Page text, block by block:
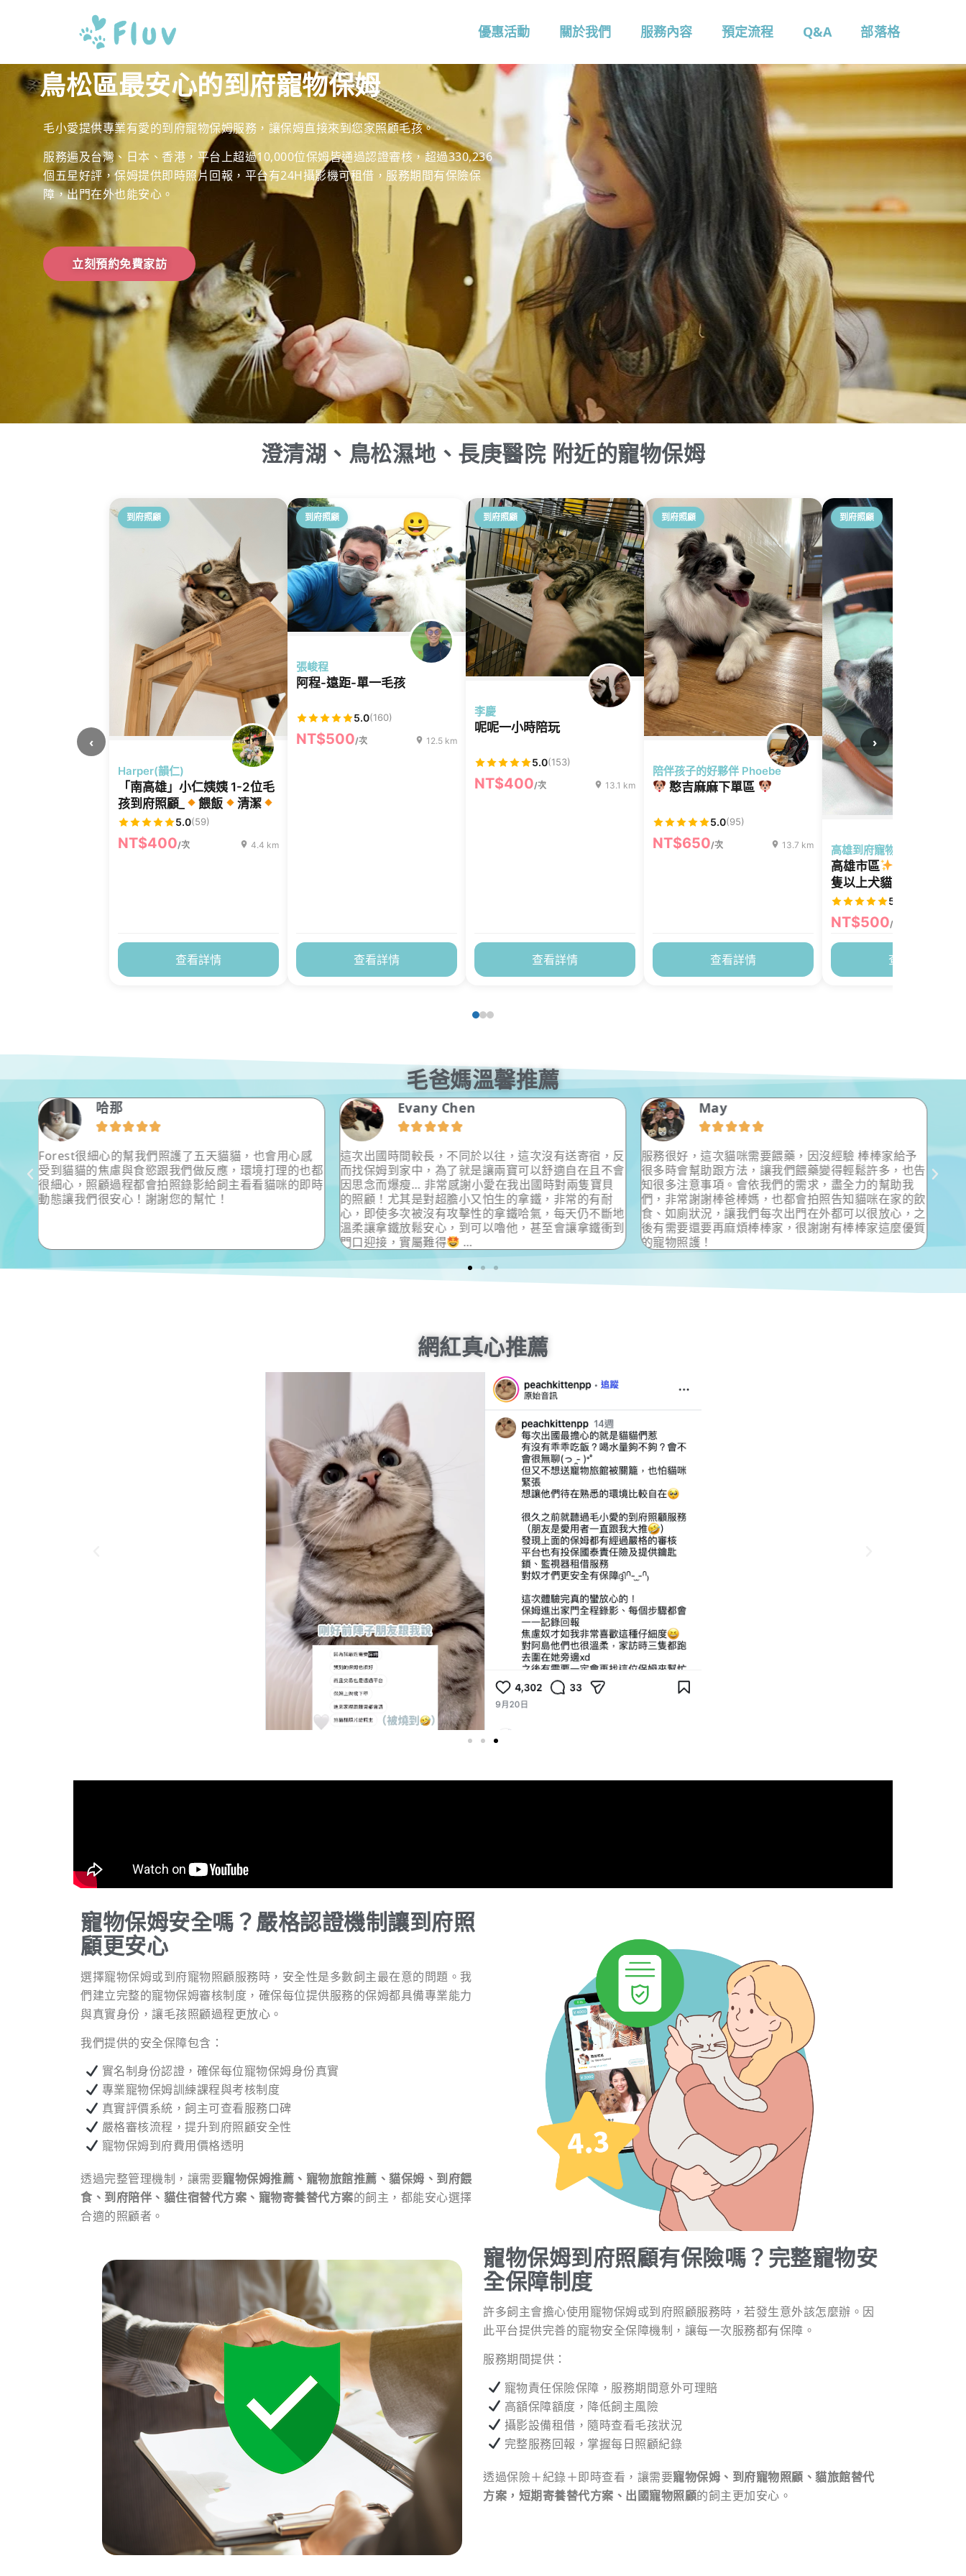
優惠活動 關於我們 服務內容 預定流程 Q&A 部落格
鳥松區最安心的到府寵物保姆
毛小愛提供專業有愛的到府寵物保姆服務，讓保姆直接來到您家照顧毛孩。
服務遍及台灣、日本、香港，平台上超過10,000位保姆皆通過認證審核，超過330,236
個五星好評，保姆提供即時照片回報，平台有24H攝影機可租借，服務期間有保險保
障，出門在外也能安心。
立刻預約免費家訪
澄清湖、鳥松濕地、長庚醫院 附近的寵物保姆
到府照顧
Harper(韻仁)
「南高雄」小仁姨姨 1-2位毛
孩到府照顧_
餵飯
清潔
陪伴
5.0(59)
NT$400/次 4.4 km
查看詳情
到府照顧
張峻程
阿程-遠距-單一毛孩
5.0(160)
NT$500/次 12.5 km
查看詳情
到府照顧
李慶
呢呢一小時陪玩
5.0(153)
NT$400/次 13.1 km
查看詳情
到府照顧
陪伴孩子的好夥伴 Phoebe
憨吉麻麻下單區
5.0(95)
NT$650/次 13.7 km
查看詳情
到府照顧
高雄到府寵物保母-Leaf
高雄市區
隻以上犬貓）
5.0
NT$500/次
查看詳情
‹ ›
毛爸媽溫馨推薦
哈那

Forest很細心的幫我們照護了五天貓貓，也會用心感
受到貓貓的焦慮與食慾跟我們做反應，環境打理的也都
很細心，照顧過程都會拍照錄影給飼主看看貓咪的即時
動態讓我們很安心！謝謝您的幫忙！
Evany Chen

這次出國時間較長，不同於以往，這次沒有送寄宿，反
而找保姆到家中，為了就是讓兩寶可以舒適自在且不會
因思念而爆瘦… 非常感謝小愛在我出國時對兩隻寶貝
的照顧！尤其是對超膽小又怕生的拿鐵，非常的有耐
心，即使多次被沒有攻擊性的拿鐵哈氣，每天仍不斷地
溫柔讓拿鐵放鬆安心，到可以嚕他，甚至會讓拿鐵衝到
門口迎接，實屬難得
…
May

服務很好，這次貓咪需要餵藥，因沒經驗 棒棒家給予
很多時會幫助跟方法，讓我們餵藥變得輕鬆許多，也告
知很多注意事項。會依我們的需求，盡全力的幫助我
們，非常謝謝棒爸棒媽，也都會拍照告知貓咪在家的飲
食、如廁狀況，讓我們每次出門在外都可以很放心，之
後有需要還要再麻煩棒棒家，很謝謝有棒棒家這麼優質
的寵物照護！
網紅真心推薦
寵物保姆安全嗎？嚴格認證機制讓到府照
顧更安心
選擇寵物保姆或到府寵物照顧服務時，安全性是多數飼主最在意的問題。我
們建立完整的寵物保姆審核制度，確保每位提供服務的保姆都具備專業能力
與真實身份，讓毛孩照顧過程更放心。
我們提供的安全保障包含：
實名制身份認證，確保每位寵物保姆身份真實
專業寵物保姆訓練課程與考核制度
真實評價系統，飼主可查看服務口碑
嚴格審核流程，提升到府照顧安全性
寵物保姆到府費用價格透明
透過完整管理機制，讓需要寵物保姆推薦、寵物旅館推薦、貓保姆、到府餵
食、到府陪伴、貓住宿替代方案、寵物寄養替代方案的飼主，都能安心選擇
合適的照顧者。
寵物保姆到府照顧有保險嗎？完整寵物安
全保障制度
許多飼主會擔心使用寵物保姆或到府照顧服務時，若發生意外該怎麼辦。因
此平台提供完善的寵物安全保障機制，讓每一次服務都有保障。
服務期間提供：
寵物責任保險保障，服務期間意外可理賠
高額保障額度，降低飼主風險
攝影設備租借，隨時查看毛孩狀況
完整服務回報，掌握每日照顧紀錄
透過保險＋紀錄＋即時查看，讓需要寵物保姆、到府寵物照顧、貓旅館替代
方案，短期寄養替代方案、出國寵物照顧的飼主更加安心。